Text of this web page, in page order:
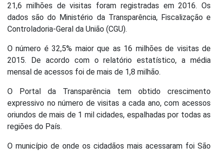
21,6 milhões de visitas foram registradas em 2016. Os
dados são do Ministério da Transparência, Fiscalização e
Controladoria-Geral da União (CGU).
O número é 32,5% maior que as 16 milhões de visitas de
2015. De acordo com o relatório estatístico, a média
mensal de acessos foi de mais de 1,8 milhão.
O Portal da Transparência tem obtido crescimento
expressivo no número de visitas a cada ano, com acessos
oriundos de mais de 1 mil cidades, espalhadas por todas as
regiões do País.
O município de onde os cidadãos mais acessaram foi São